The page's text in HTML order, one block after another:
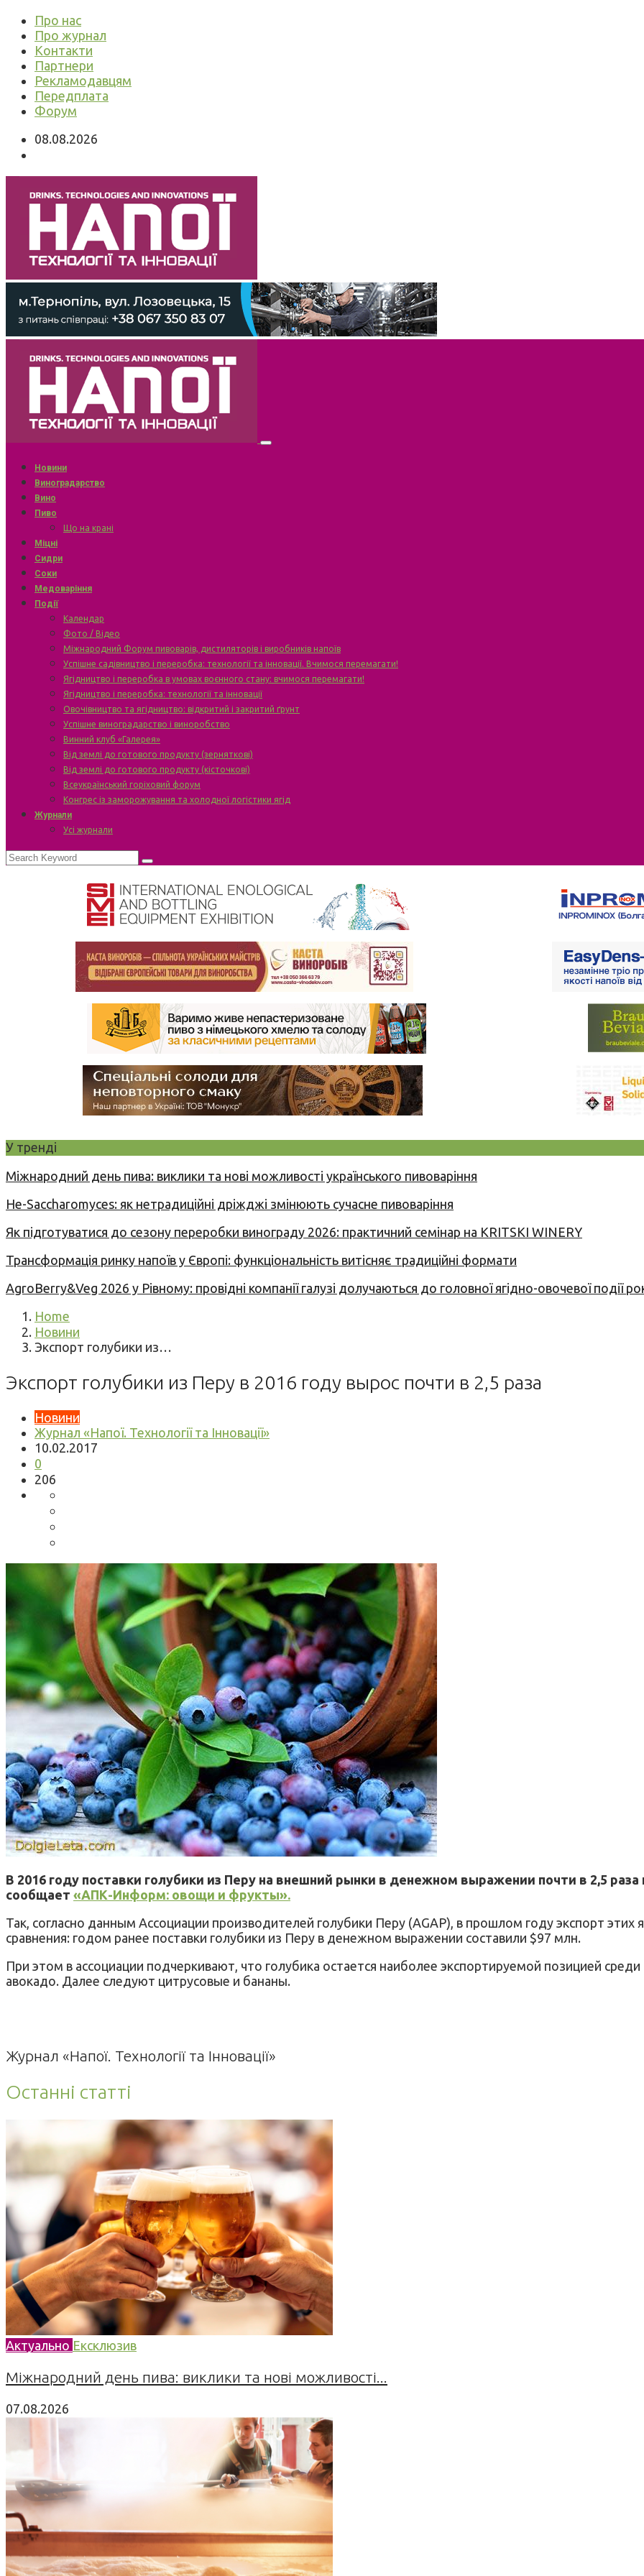
Про нас
Про журнал
Контакти
Партнери
Рекламодавцям
Передплата
Форум
08.08.2026
Новини
Виноградарство
Вино
Пиво
Що на крані
Міцні
Сидри
Соки
Медоваріння
Події
Календар
Фото / Відео
Міжнародний Форум пивоварів, дистиляторів і виробників напоїв
Успішне садівництво і переробка: технології та інновації. Вчимося перемагати!
Ягідництво і переробка в умовах воєнного стану: вчимося перемагати!
Ягідництво і переробка: технології та інновації
Овочівництво та ягідництво: відкритий і закритий ґрунт
Успішне виноградарство і виноробство
Винний клуб «Галерея»
Від землі до готового продукту (зерняткові)
Від землі до готового продукту (кісточкові)
Всеукраїнський горіховий форум
Конгрес із заморожування та холодної логістики ягід
Журнали
Усі журнали
У тренді
Міжнародний день пива: виклики та нові можливості українського пивоваріння
Не-Saccharomyces: як нетрадиційні дріжджі змінюють сучасне пивоваріння
Як підготуватися до сезону переробки винограду 2026: практичний семінар на KRITSKI WINERY
Трансформація ринку напоїв у Європі: функціональність витісняє традиційні формати
AgroBerry&Veg 2026 у Рівному: провідні компанії галузі долучаються до головної ягідно-овочевої події
Home
Новини
Экспорт голубики из…
Экспорт голубики из Перу в 2016 году вырос почти в 2,5 раза
Новини
Журнал «Напої. Технології та Інновації»
10.02.2017
0
206
В 2016 году поставки голубики из Перу на внешний рынки в денежном выражении почти в 2,5
сообщает «АПК-Информ: овощи и фрукты».
Так, согласно данным Ассоциации производителей голубики Перу (AGAP), в прошлом году экспорт этих
сравнения: годом ранее поставки голубики из Перу в денежном выражении составили $97 млн.
При этом в ассоциации подчеркивают, что голубика остается наиболее экспортируемой позицией
авокадо. Далее следуют цитрусовые и бананы.
Журнал «Напої. Технології та Інновації»
Останні статті
Актуально Ексклюзив
Міжнародний день пива: виклики та нові можливості...
07.08.2026